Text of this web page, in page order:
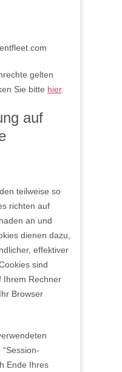
gelten
Sie bitte hier.
auf
teilweise so
richten auf
an und
dienen dazu,
effektiver
sind
Ihrem Rechner
Browser
Ende Ihres